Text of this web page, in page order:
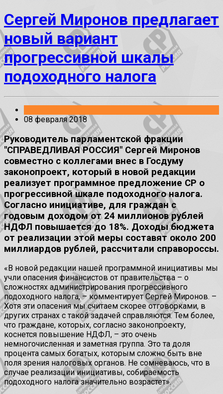
Сергей Миронов предлагает
новый вариант
прогрессивной шкалы
подоходного налога
08 февраля 2018
Руководитель парламентской фракции
"СПРАВЕДЛИВАЯ РОССИЯ" Сергей Миронов
совместно с коллегами внес в Госдуму
законопроект, который в новой редакции
реализует программное предложение СР о
прогрессивной шкале подоходного налога.
Согласно инициативе, для граждан с
годовым доходом от 24 миллионов рублей
НДФЛ повышается до 18%. Доходы бюджета
от реализации этой меры составят около 200
миллиардов рублей, рассчитали справороссы.
«В новой редакции нашей программной инициативы мы
учли опасения финансистов от правительства – о
сложностях администрирования прогрессивного
подоходного налога, – комментирует Сергей Миронов. –
Хотя эти опасения мы считаем скорее отговорками, в
других странах с такой задачей справляются. Тем более,
что граждане, которых, согласно законопроекту,
коснется повышение НДФЛ, – это очень
немногочисленная и заметная группа. Это та доля
процента самых богатых, которым сложно быть вне
поля зрения налоговых органов. Не сомневаюсь, что в
случае реализации инициативы, собираемость
подоходного налога значительно возрастет».